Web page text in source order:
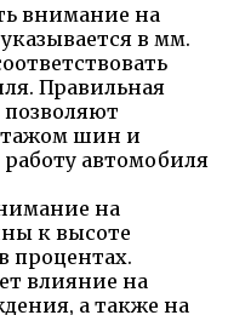
внимание на
в мм.
Правильная
позволяют
шин и
автомобиля
на
к высоте
процентах.
влияние на
а также на